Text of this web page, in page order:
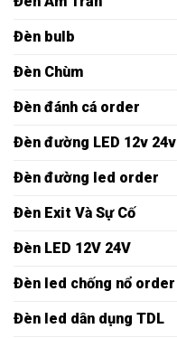
Đèn bulb
Đèn Chùm
Đèn đánh cá order
Đèn đường LED 12v 24v
Đèn đường led order
Đèn Exit Và Sự Cố
Đèn LED 12V 24V
Đèn led chống nổ order
Đèn led dân dụng TDL